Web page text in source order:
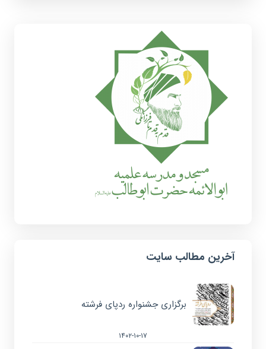
آخرین مطالب سایت
برگزاری جشنواره ردپای فرشته
۱۴۰۲-۱۰-۱۷